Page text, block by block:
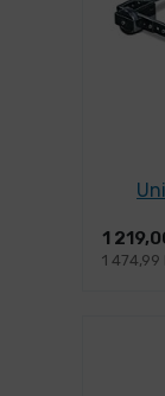
1
1 474,99